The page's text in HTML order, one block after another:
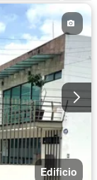
Edificio